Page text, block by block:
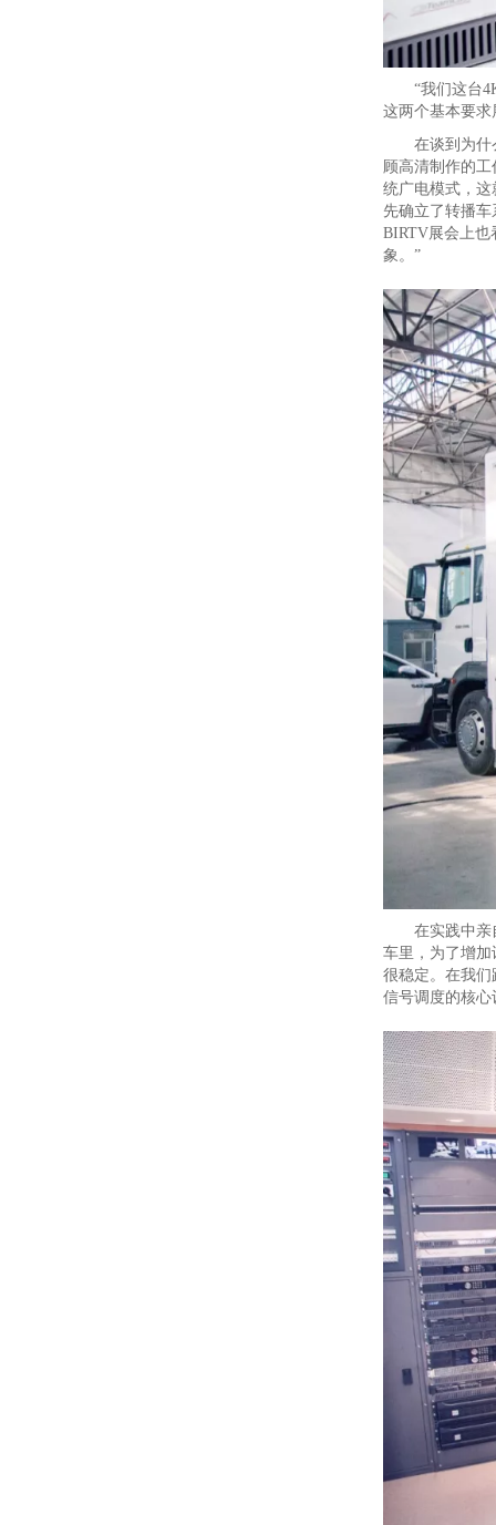
“我们这台
这两个基本要
在谈到为什
顾高清制作的
统广电模式，
先确立了转播车
BIRTV展会上也
象。”
在实践中亲
车里，为了增加
很稳定。在我们
信号调度的核心